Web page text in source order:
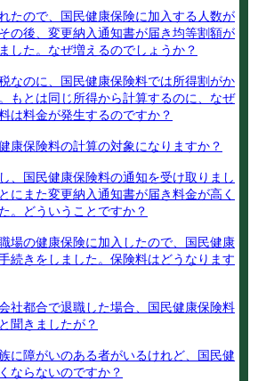
たので、国民健康保険に加入する人数が
の後、変更納入通知書が届き均等割額が
した。なぜ増えるのでしょうか？
なのに、国民健康保険料では所得割がか
もとは同じ所得から計算するのに、なぜ
は料金が発生するのですか？
康保険料の計算の対象になりますか？
、国民健康保険料の通知を受け取りまし
にまた変更納入通知書が届き料金が高く
。どういうことですか？
場の健康保険に加入したので、国民健康
続きをしました。保険料はどうなります
社都合で退職した場合、国民健康保険料
聞きましたが？
に障がいのある者がいるけれど、国民健
ならないのですか？